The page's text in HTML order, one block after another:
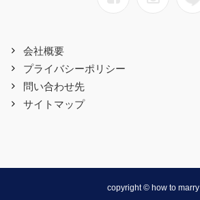
会社概要
プライバシーポリシー
問い合わせ先
サイトマップ
copyright © how to marry